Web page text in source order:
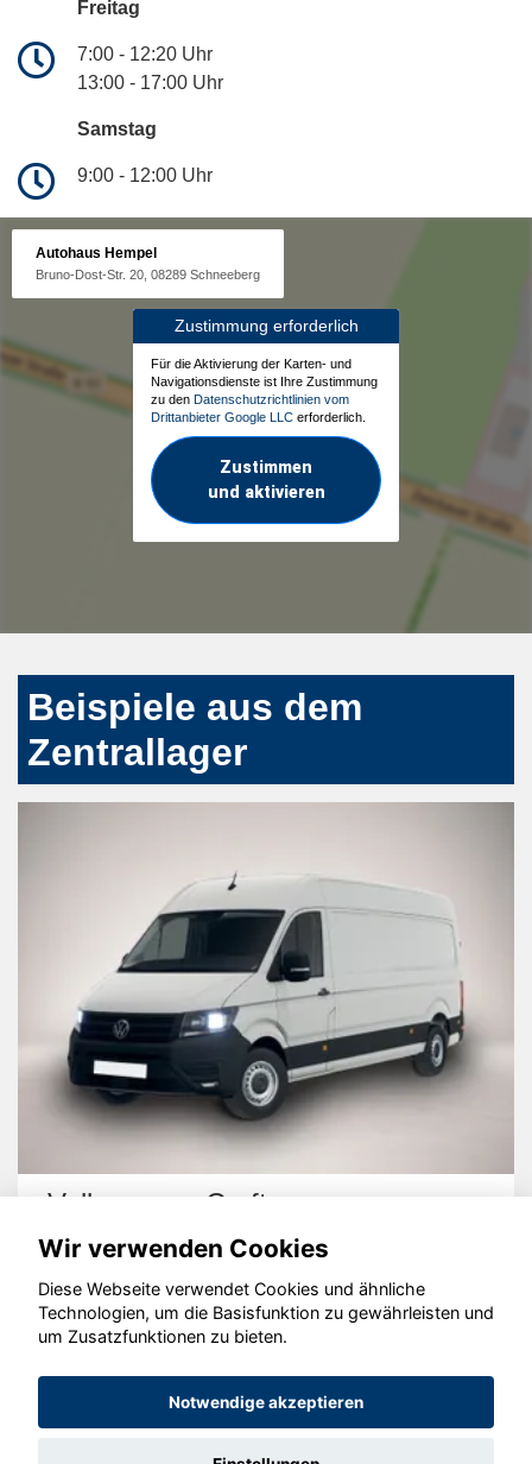
Freitag
7:00 - 12:20 Uhr
13:00 - 17:00 Uhr
Samstag
9:00 - 12:00 Uhr
Autohaus Hempel
Bruno-Dost-Str. 20, 08289 Schneeberg
Zustimmung erforderlich
Für die Aktivierung der Karten- und
Navigationsdienste ist Ihre Zustimmung
zu den Datenschutzrichtlinien vom
Drittanbieter Google LLC erforderlich.
Zustimmen
und aktivieren
Beispiele aus dem
Zentrallager
Volkswagen Crafter
© konjunkturmotor.de GmbH 2020 - 2026
Wir verwenden Cookies
Diese Webseite verwendet Cookies und ähnliche
Technologien, um die Basisfunktion zu gewährleisten und
um Zusatzfunktionen zu bieten.
Notwendige akzeptieren